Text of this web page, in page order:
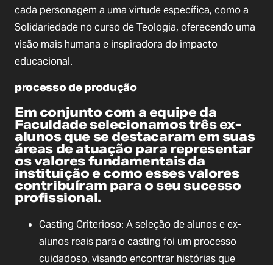
cada personagem a uma virtude específica, como a
Solidariedade no curso de Teologia, oferecendo uma
visão mais humana e inspiradora do impacto
educacional.
processo de produção
Em conjunto com a equipe da
Faculdade selecionamos três ex-
alunos que se destacaram em suas
áreas de atuação para representar
os valores fundamentais da
instituição e como esses valores
contribuíram para o seu sucesso
profissional.
Casting Criterioso: A seleção de alunos e ex-
alunos reais para o casting foi um processo
cuidadoso, visando encontrar histórias que